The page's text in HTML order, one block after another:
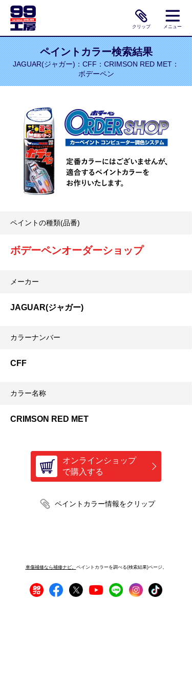
クリップ メニュー
ペイントカラー検索結果
JAGUAR(ジャガー)：CFF：CRIMSON RED MET：
ボデーペン
ペイントの種類(品番)
ボデーペンオーダーショップ
メーカー
JAGUAR(ジャガー)
カラーナンバー
CFF
カラー名称
CRIMSON RED MET
オンラインショップ
で購入する
車傷補修なら補修ナビ。 ペイントカラーを調べる(検索結果)ページ。